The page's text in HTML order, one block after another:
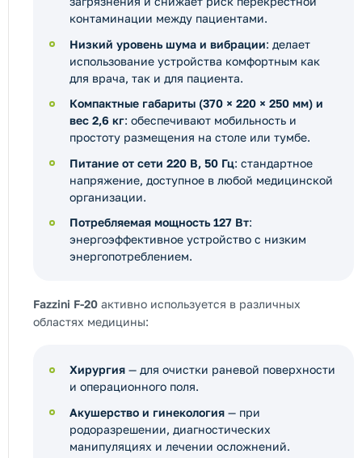
контаминации между пациентами.
Низкий уровень шума и вибрации: делает
использование устройства комфортным как
для врача, так и для пациента.
Компактные габариты (370 × 220 × 250 мм) и
вес 2,6 кг: обеспечивают мобильность и
простоту размещения на столе или тумбе.
Питание от сети 220 В, 50 Гц: стандартное
напряжение, доступное в любой медицинской
организации.
Потребляемая мощность 127 Вт:
энергоэффективное устройство с низким
энергопотреблением.
Fazzini F-20 активно используется в различных
областях медицины:
Хирургия — для очистки раневой поверхности
и операционного поля.
Акушерство и гинекология — при
родоразрешении, диагностических
манипуляциях и лечении осложнений.